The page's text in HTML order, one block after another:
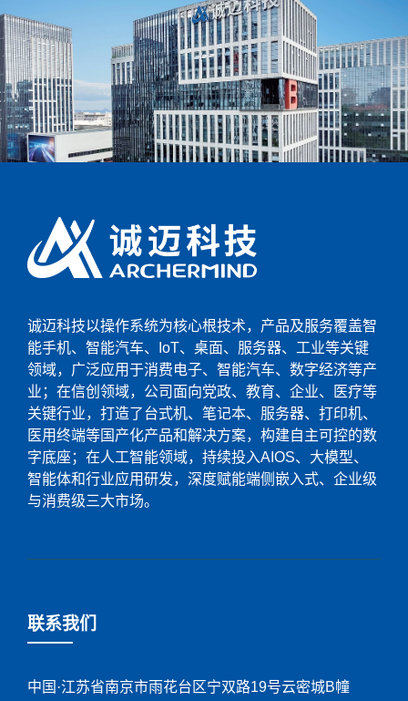
诚迈科技以操作系统为核心根技术，产品及服务覆盖智
能手机、智能汽车、IoT、桌面、服务器、工业等关键
领域，广泛应用于消费电子、智能汽车、数字经济等产
业；在信创领域，公司面向党政、教育、企业、医疗等
关键行业，打造了台式机、笔记本、服务器、打印机、
医用终端等国产化产品和解决方案，构建自主可控的数
字底座；在人工智能领域，持续投入AIOS、大模型、
智能体和行业应用研发，深度赋能端侧嵌入式、企业级
与消费级三大市场。
联系我们
中国·江苏省南京市雨花台区宁双路19号云密城B幢